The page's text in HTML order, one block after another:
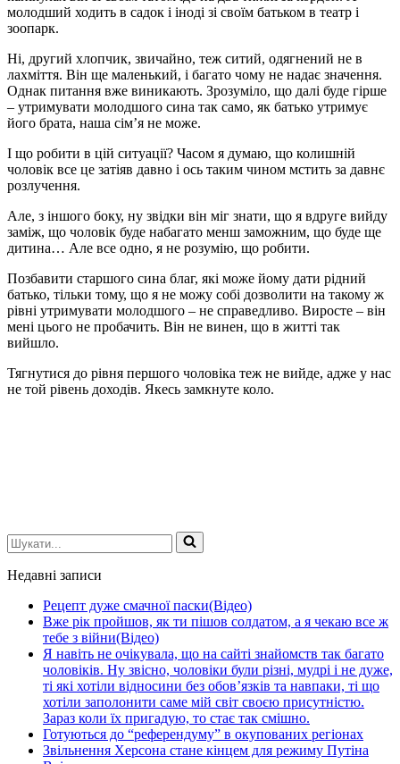
молодший ходить в садок і іноді зі своїм батьком в театр і
зоопарк.
Ні, другий хлопчик, звичайно, теж ситий, одягнений не в
лахміття. Він ще маленький, і багато чому не надає значення.
Однак питання вже виникають. Зрозуміло, що далі буде гірше
– утримувати молодшого сина так само, як батько утримує
його брата, наша сім’я не може.
І що робити в цій ситуації? Часом я думаю, що колишній
чоловік все це затіяв давно і ось таким чином мстить за давнє
розлучення.
Але, з іншого боку, ну звідки він міг знати, що я вдруге вийду
заміж, що чоловік буде набагато менш заможним, що буде ще
дитина… Але все одно, я не розумію, що робити.
Позбавити старшого сина благ, які може йому дати рідний
батько, тільки тому, що я не можу собі дозволити на такому ж
рівні утримувати молодшого – не справедливо. Виросте – він
мені цього не пробачить. Він не винен, що в житті так
вийшло.
Тягнутися до рівня першого чоловіка теж не вийде, адже у нас
не той рівень доходів. Якесь замкнуте коло.
Шукати...
Недавні записи
Рецепт дуже смачної паски(Відео)
Вже рік пройшов, як ти пішов солдатом, а я чекаю все ж
тебе з війни(Відео)
Я навіть не очікувала, що на сайті знайомств так багато
чоловіків. Ну звісно, чоловіки були різні, мудрі і не дуже,
ті які хотіли відносини без обов’язків та навпаки, ті що
хотіли заполонити саме мій світ своєю присутністю.
Зараз коли їх пригадую, то стає так смішно.
Готуються до “референдуму” в окупованих регіонах
Звільнення Херсона стане кінцем для режиму Путіна